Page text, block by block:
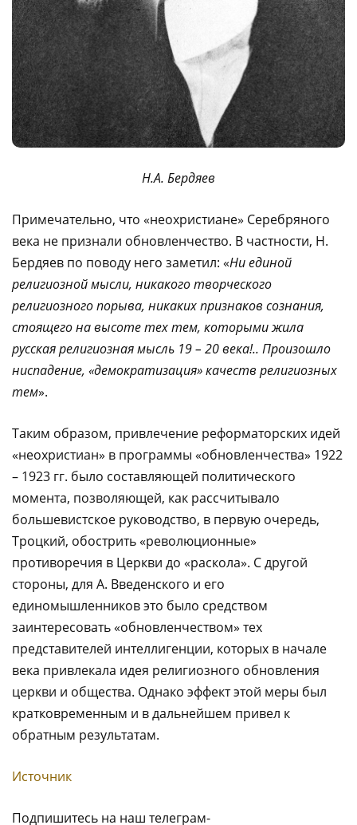
Н.А. Бердяев
Примечательно, что «неохристиане» Серебряного
века не признали обновленчество. В частности, Н.
Бердяев по поводу него заметил: «Ни единой
религиозной мысли, никакого творческого
религиозного порыва, ника­ких признаков сознания,
стоящего на высоте тех тем, которыми жила
русская рели­гиозная мысль 19 – 20 века!.. Произошло
ниспадение, «демократизация» качеств религиозных
тем».
Таким образом, привлечение реформаторских идей
«неохристиан» в программы «обновленчества» 1922
– 1923 гг. было составляющей политического
момента, позволяющей, как рассчитывало
большевистское руководство, в первую очередь,
Троцкий, обострить «революционные»
противоречия в Церкви до «раскола». С другой
стороны, для А. Введенского и его
единомышленников это было средством
заинтересовать «обновленчеством» тех
представителей интеллигенции, которых в начале
века привлекала идея религиозного обновления
церкви и общества. Однако эффект этой меры был
кратковременным и в дальнейшем привел к
обратным результатам.
Источник
Подпишитесь на наш телеграм-